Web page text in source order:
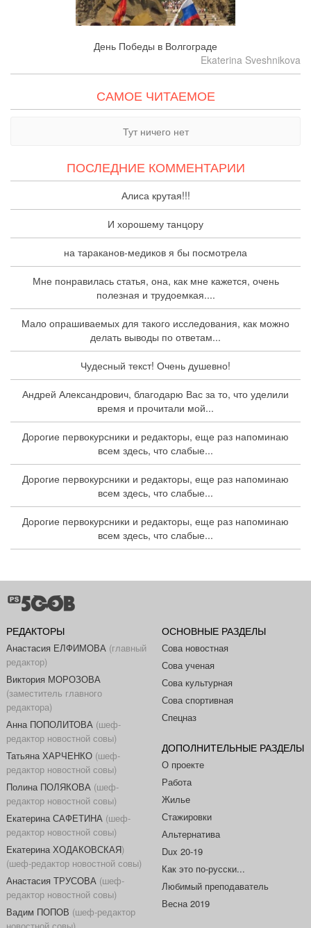
День Победы в Волгограде
Ekaterina Sveshnikova
САМОЕ ЧИТАЕМОЕ
Тут ничего нет
ПОСЛЕДНИЕ КОММЕНТАРИИ
Алиса крутая!!!
И хорошему танцору
на тараканов-медиков я бы посмотрела
Мне понравилась статья, она, как мне кажется, очень
полезная и трудоемкая....
Мало опрашиваемых для такого исследования, как можно
делать выводы по ответам...
Чудесный текст! Очень душевно!
Андрей Александрович, благодарю Вас за то, что уделили
время и прочитали мой...
Дорогие первокурсники и редакторы, еще раз напоминаю
всем здесь, что слабые...
Дорогие первокурсники и редакторы, еще раз напоминаю
всем здесь, что слабые...
Дорогие первокурсники и редакторы, еще раз напоминаю
всем здесь, что слабые...
РЕДАКТОРЫ
Анастасия ЕЛФИМОВА(главный
редактор)
Виктория МОРОЗОВА
(заместитель главного
редактора)
Анна ПОПОЛИТОВА(шеф-
редактор новостной совы)
Татьяна ХАРЧЕНКО(шеф-
редактор новостной совы)
Полина ПОЛЯКОВА(шеф-
редактор новостной совы)
Екатерина САФЕТИНА(шеф-
редактор новостной совы)
Екатерина ХОДАКОВСКАЯ)
(шеф-редактор новостной совы)
Анастасия ТРУСОВА(шеф-
редактор новостной совы)
Вадим ПОПОВ (шеф-редактор
ОСНОВНЫЕ РАЗДЕЛЫ
Сова новостная
Сова ученая
Сова культурная
Сова спортивная
Спецназ
ДОПОЛНИТЕЛЬНЫЕ РАЗДЕЛЫ
О проекте
Работа
Жилье
Стажировки
Альтернатива
Dux 20-19
Как это по-русски...
Любимый преподаватель
Весна 2019